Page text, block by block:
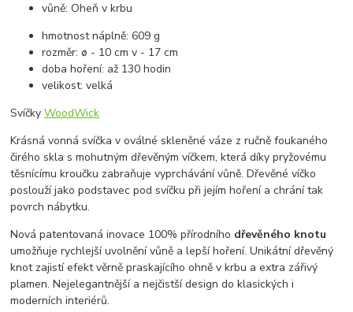
vůně: Oheň v krbu
hmotnost náplně: 609 g
rozměr: ø - 10 cm v - 17 cm
doba hoření: až 130 hodin
velikost: velká
SvíčkyWoodWick
Krásná vonná svíčka v oválné skleněné váze z ručně foukaného
čirého skla s mohutným dřevěným víčkem, která díky pryžovému
těsnícímu kroučku zabraňuje vyprchávání vůně. Dřevěné víčko
poslouží jako podstavec pod svíčku při jejím hoření a chrání tak
povrch nábytku.
Nová patentovaná inovace 100% přírodního dřevěného knotu
umožňuje rychlejší uvolnění vůně a lepší hoření. Unikátní dřevěný
knot zajistí efekt věrně praskajícího ohně v krbu a extra zářivý
plamen. Nejelegantnější a nejčistší design do klasických i
moderních interiérů.